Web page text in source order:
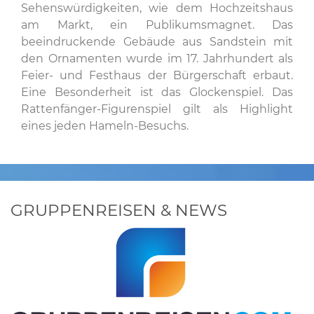
Sehenswürdigkeiten, wie dem Hochzeitshaus
am Markt, ein Publikumsmagnet. Das
beeindruckende Gebäude aus Sandstein mit
den Ornamenten wurde im 17. Jahrhundert als
Feier- und Festhaus der Bürgerschaft erbaut.
Eine Besonderheit ist das Glockenspiel. Das
Rattenfänger-Figurenspiel gilt als Highlight
eines jeden Hameln-Besuchs.
GRUPPENREISEN & NEWS